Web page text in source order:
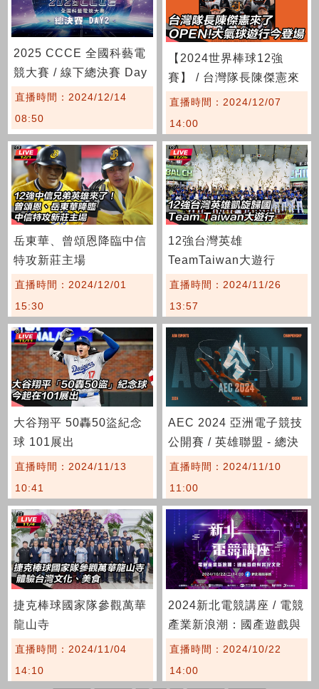
2025 CCCE 全國科藝電
競大賽 / 線下總決賽 Day
2
直播時間：2024/12/14
08:50
【2024世界棒球12強
賽】 / 台灣隊長陳傑憲來
了 OPEN！大氣球遊行
直播時間：2024/12/07
14:00
岳東華、曾頌恩降臨中信
特攻新莊主場
直播時間：2024/12/01
15:30
12強台灣英雄
TeamTaiwan大遊行
直播時間：2024/11/26
13:57
大谷翔平 50轟50盜紀念
球 101展出
直播時間：2024/11/13
10:41
AEC 2024 亞洲電子競技
公開賽 / 英雄聯盟 - 總決
賽 Day2
直播時間：2024/11/10
11:00
捷克棒球國家隊參觀萬華
龍山寺
直播時間：2024/11/04
14:10
2024新北電競講座 / 電競
產業新浪潮：國產遊戲與
實況文化
直播時間：2024/10/22
14:00